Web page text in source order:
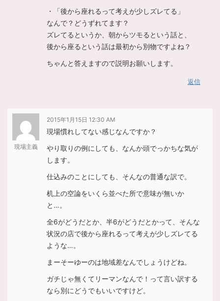
・「後から座れるって考えが少しズレてる」
なんで？どうずれてます？
ズレてるというか、朝からツモるという話と、
後から座るという話は最初から別物ですよね？
ちゃんと答えますので説明お願いします。
返信
現場主義
2015年1月15日 12:30 AM
現場慣れしてない感じなんですか？
やり取りの例にしても、なんか頭でっかちな気が
します。
仕込みのことにしても、そんなの普通な訳で。
机上の空論をいくら並べた所で意味が無いか
と…。
全6がどうだとか、半6がどうだとかって、そんな
状況の店で後から座れるって考えが少しズレてる
ような…。
まーそーゆーのは地域差なんでしょうけどね。
ガチじゃ無くてリーマンなんで！って言い訳する
なら別にどうでもいいですけど。